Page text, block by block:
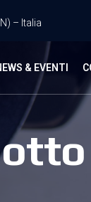
– Italia
& EVENTI